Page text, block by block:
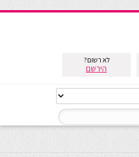
לא רשום?
הירשם